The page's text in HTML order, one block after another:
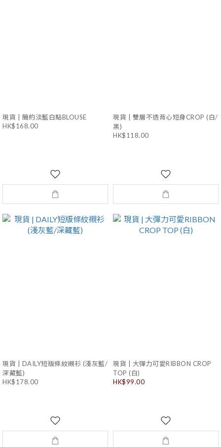
現貨 | 簡約淡藍白點BLOUSE
HK$168.00
現貨 | 雙層不透背心短身CROP (白/
黑)
HK$118.00
現貨 | DAILY短版條紋襯衫 (淺灰藍/
深藏藍)
HK$178.00
現貨 | 大彈力可愛RIBBON CROP
TOP (白)
HK$99.00